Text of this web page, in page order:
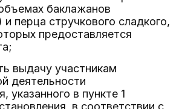
баклажанов
перца стручкового сладкого,
предоставляется
выдачу участникам
деятельности
указанного в пункте 1
в соответствии с